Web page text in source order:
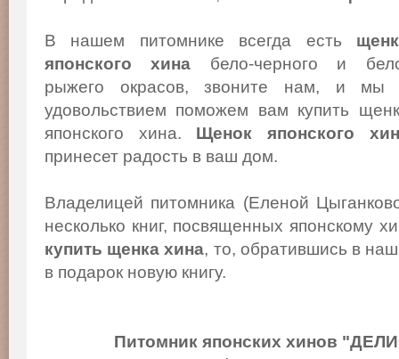
В нашем питомнике всегда есть
японского хина бело-черного и
рыжего окрасов, звоните нам, и мы
удовольствием поможем вам купить
японского хина. Щенок японского
принесет радость в ваш дом.
Владелицей питомника (Еленой
несколько книг, посвященных японскому
купить щенка хина, то, обратившись в
в подарок новую книгу.
Питомник японских хинов